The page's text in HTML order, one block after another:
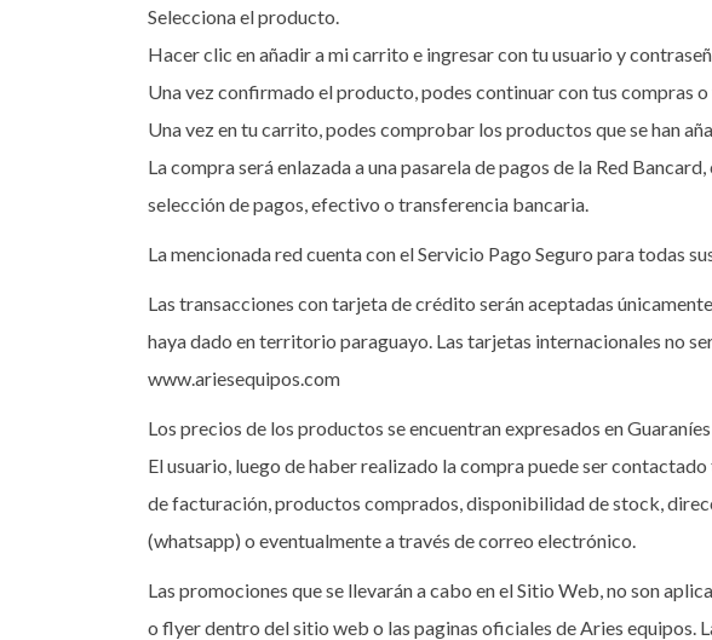
Selecciona el producto.
Hacer clic en añadir a mi carrito e ingresar con tu usuario y
Una vez confirmado el producto, podes continuar con tus compras
Una vez en tu carrito, podes comprobar los productos que se han
La compra será enlazada a una pasarela de pagos de la Red
selección de pagos, efectivo o transferencia bancaria.
La mencionada red cuenta con el Servicio Pago Seguro para todas
Las transacciones con tarjeta de crédito serán aceptadas
haya dado en territorio paraguayo. Las tarjetas internacionales no
www.ariesequipos.com
Los precios de los productos se encuentran expresados en
El usuario, luego de haber realizado la compra puede ser
de facturación, productos comprados, disponibilidad de stock,
(whatsapp) o eventualmente a través de correo electrónico.
Las promociones que se llevarán a cabo en el Sitio Web, no son
o flyer dentro del sitio web o las paginas oficiales de Aries equipos.